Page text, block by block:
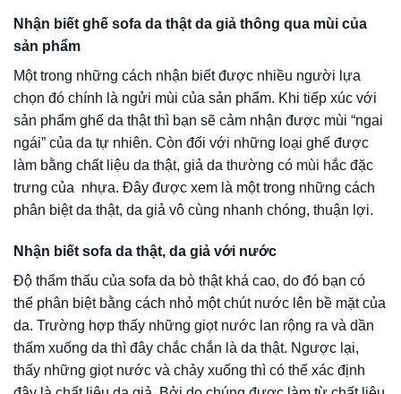
được những ưu nhược điểm sau:
1.Thiết kế sang trọng, biểu tượng của sự sành điệu
Một bộ sofa da thật được bố trí trong phòng khách sẽ là
một điểm nhấn, gây ấn tượng mạnh với những vị khách
ghé thăm. Theo đó, các sản phẩm sofa da mang đến sự
sang trọng, sành điệu đồng thời khẳng định đẳng cấp của
gia chủ.
những nước khác nên chúng có kiểu dáng rất đa dạng
cùng độ bền khác nhau.
Được biết các loại sofa da chủ yếu là các thiết kế màu
trầm như nâu, đen,… màu đặc trưng của da.
Sở hữu độ lỳ và độ mịn cao nên sofa da mang lại cảm giác